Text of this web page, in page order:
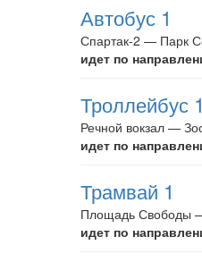
Автобус 1
Спартак-2 — Парк
идет по
Троллейбус 1
Речной вокзал —
идет по
Трамвай 1
Площадь Свободы
идет по